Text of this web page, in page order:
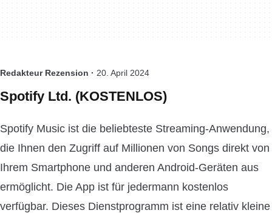
Redakteur Rezension · 20. April 2024
Spotify Ltd. (KOSTENLOS)
Spotify Music ist die beliebteste Streaming-Anwendung,
die Ihnen den Zugriff auf Millionen von Songs direkt von
Ihrem Smartphone und anderen Android-Geräten aus
ermöglicht. Die App ist für jedermann kostenlos
verfügbar. Dieses Dienstprogramm ist eine relativ kleine